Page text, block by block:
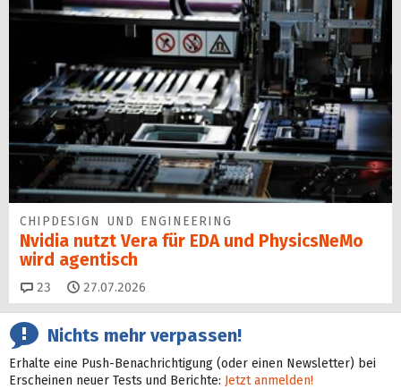
CHIPDESIGN UND ENGINEERING
Nvidia nutzt Vera für EDA und PhysicsNeMo
wird agentisch
23 Kommentare
27.07.2026
Nichts mehr verpassen!
Erhalte eine Push-Benachrichtigung (oder einen Newsletter) bei
Erscheinen neuer Tests und Berichte: Jetzt anmelden!